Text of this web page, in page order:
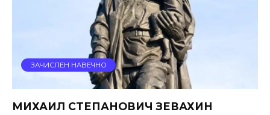
ЗАЧИСЛЕН НАВЕЧНО
МИХАИЛ СТЕПАНОВИЧ ЗЕВАХИН